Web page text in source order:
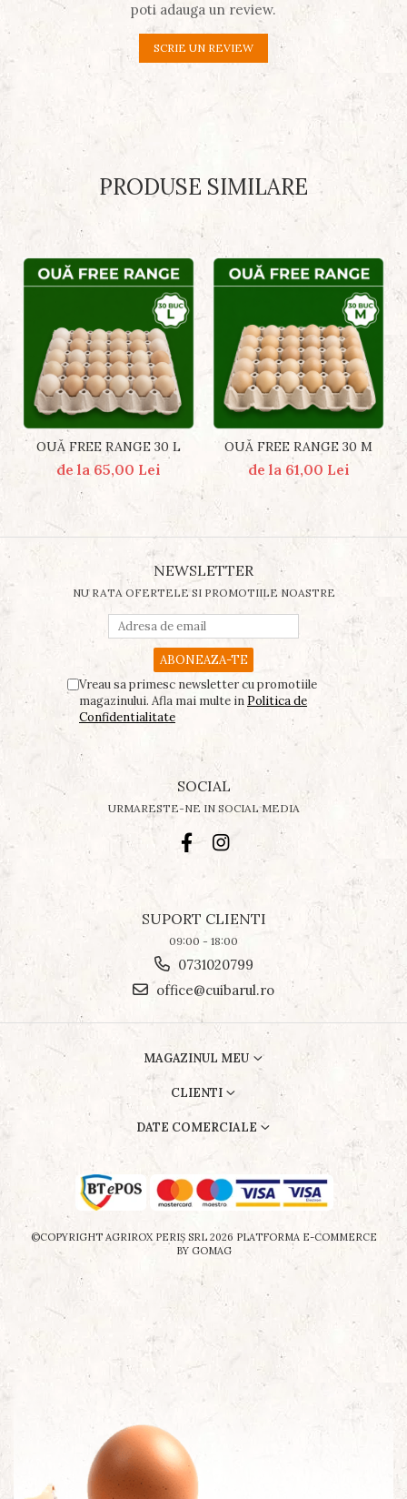
poti adauga un review.
SCRIE UN REVIEW
PRODUSE SIMILARE
OUĂ FREE RANGE 30 L
de la 65,00 Lei
OUĂ FREE RANGE 30 M
de la 61,00 Lei
NEWSLETTER
NU RATA OFERTELE SI PROMOTIILE NOASTRE
Vreau sa primesc newsletter cu promotiile
magazinului. Afla mai multe in Politica de
Confidentialitate
SOCIAL
URMARESTE-NE IN SOCIAL MEDIA
SUPORT CLIENTI
09:00 - 18:00
0731020799
office@cuibarul.ro
MAGAZINUL MEU
CLIENTI
DATE COMERCIALE
©COPYRIGHT AGRIROX PERIŞ SRL 2026 PLATFORMA E-COMMERCE
BY GOMAG